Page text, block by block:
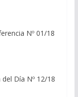
Nº 01/18
Día Nº 12/18